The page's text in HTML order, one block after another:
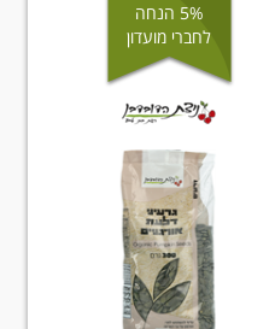
5% הנחה
לחברי מועדון